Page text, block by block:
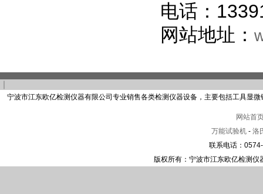
电话：
网站地址：
宁波市江东欧亿检测仪器有限公司专业销售各类检测仪器设备，主要包括工具显
网站首
万能试验机 - 洛
联系电话：
版权所有：宁波市江东欧亿检测